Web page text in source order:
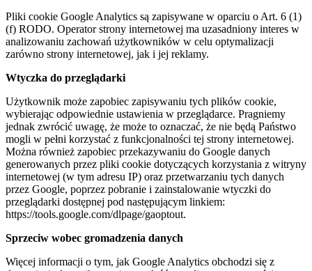
Pliki cookie Google Analytics są zapisywane w oparciu o Art. 6 (1)
(f) RODO. Operator strony internetowej ma uzasadniony interes w
analizowaniu zachowań użytkowników w celu optymalizacji
zarówno strony internetowej, jak i jej reklamy.
Wtyczka do przeglądarki
Użytkownik może zapobiec zapisywaniu tych plików cookie,
wybierając odpowiednie ustawienia w przeglądarce. Pragniemy
jednak zwrócić uwagę, że może to oznaczać, że nie będą Państwo
mogli w pełni korzystać z funkcjonalności tej strony internetowej.
Można również zapobiec przekazywaniu do Google danych
generowanych przez pliki cookie dotyczących korzystania z witryny
internetowej (w tym adresu IP) oraz przetwarzaniu tych danych
przez Google, poprzez pobranie i zainstalowanie wtyczki do
przeglądarki dostępnej pod następującym linkiem:
https://tools.google.com/dlpage/gaoptout.
Sprzeciw wobec gromadzenia danych
Więcej informacji o tym, jak Google Analytics obchodzi się z